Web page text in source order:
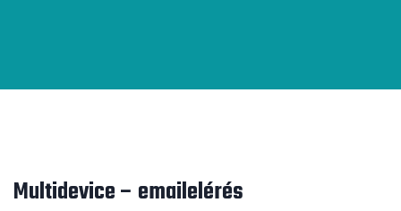
Multidevice – emailelérés